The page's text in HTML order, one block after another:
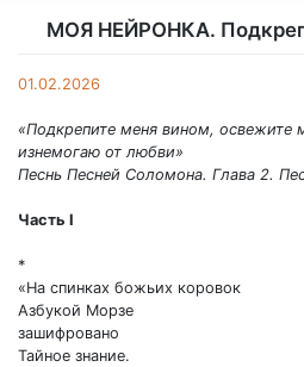
МОЯ НЕЙРОНКА.
01.02.2026
«Подкрепите меня вином, освежите
изнемогаю от любви»
Песнь Песней Соломона. Глава 2.
Часть I
*
«На спинках божьих коровок
Азбукой Морзе
зашифровано
Тайное знание.